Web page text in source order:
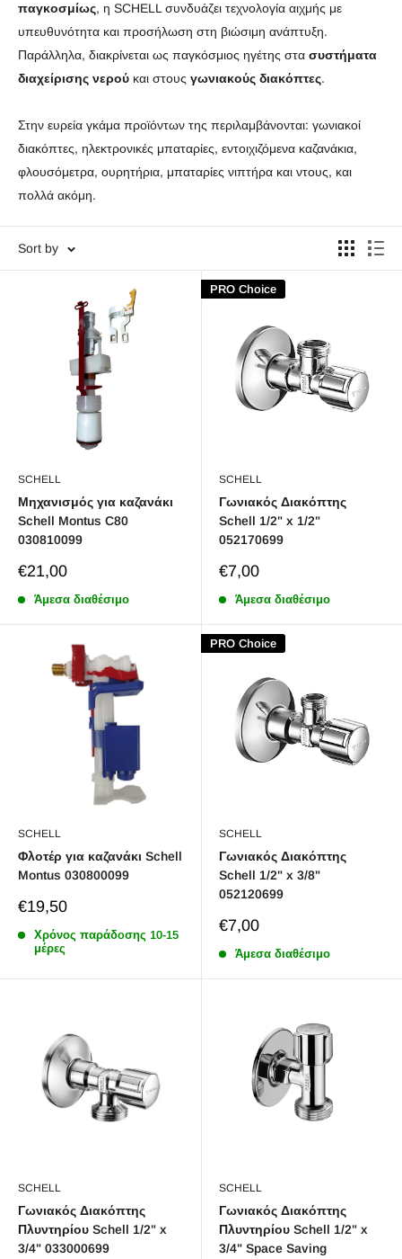
παγκοσμίως, η SCHELL συνδυάζει τεχνολογία αιχμής με
υπευθυνότητα και προσήλωση στη βιώσιμη ανάπτυξη.
Παράλληλα, διακρίνεται ως παγκόσμιος ηγέτης στα συστήματα
διαχείρισης νερού και στους γωνιακούς διακόπτες.
Στην ευρεία γκάμα προϊόντων της περιλαμβάνονται: γωνιακοί
διακόπτες, ηλεκτρονικές μπαταρίες, εντοιχιζόμενα καζανάκια,
φλουσόμετρα, ουρητήρια, μπαταρίες νιπτήρα και ντους, και
πολλά ακόμη.
Sort by
SCHELL
Μηχανισμός για καζανάκι
Schell Montus C80
030810099
Sale
€21,00
Άμεσα διαθέσιμο
PRO Choice
SCHELL
Γωνιακός Διακόπτης
Schell 1/2" x 1/2"
052170699
Sale
€7,00
Άμεσα διαθέσιμο
SCHELL
Φλοτέρ για καζανάκι Schell
Montus 030800099
Sale
€19,50
Χρόνος παράδoσης 10-15
μέρες
PRO Choice
SCHELL
Γωνιακός Διακόπτης
Schell 1/2" x 3/8"
052120699
Sale
€7,00
Άμεσα διαθέσιμο
SCHELL
Γωνιακός Διακόπτης
Πλυντηρίου Schell 1/2" x
3/4" 033000699
SCHELL
Γωνιακός Διακόπτης
Πλυντηρίου Schell 1/2" x
3/4" Space Saving